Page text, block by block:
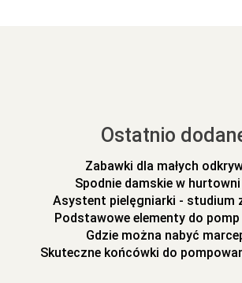
Ostatnio
Zabawki dla małych
Spodnie damskie w
Asystent pielęgniarki - studium
Podstawowe elementy do
Gdzie można nabyć
Skuteczne końcówki do